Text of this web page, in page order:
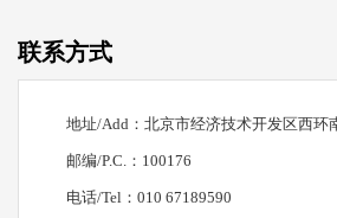
联系方式
地址/Add ：北京市经济技术开发区西环
邮编/P.C. ： 100176
电话/Tel ： 010 67189590